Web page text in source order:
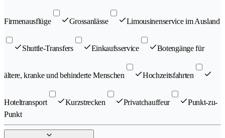
Firmenausflüge Grossanlässe Limousinenservice im Ausland
Shuttle-Transfers Einkaufsservice Botengänge für
ältere, kranke und behinderte Menschen Hochzeitsfahrten
Hoteltransport Kurzstrecken Privatchauffeur
Punkt-zu-
Punkt